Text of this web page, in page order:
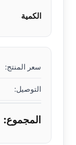
الكمية
سعر المنتج:
التوصيل:
المجموع: